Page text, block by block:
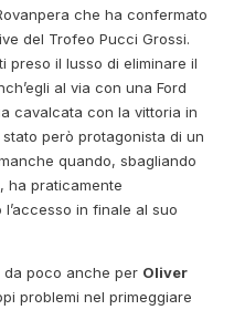
che ha confermato
del Trofeo Pucci Grossi.
preso il lusso di eliminare il
al via con una Ford
cavalcata con la vittoria in
però protagonista di un
quando, sbagliando
ha praticamente
in finale al suo
da poco anche per Oliver
problemi nel primeggiare